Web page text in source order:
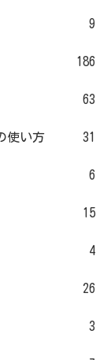
9
186
63
使い方 31
6
15
4
26
3